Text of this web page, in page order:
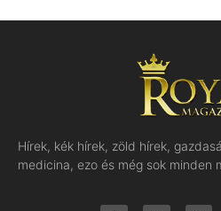
Hírek, kék hírek, zöld hírek,
medicina, ezo és még sok minden